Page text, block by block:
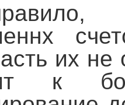
их
к